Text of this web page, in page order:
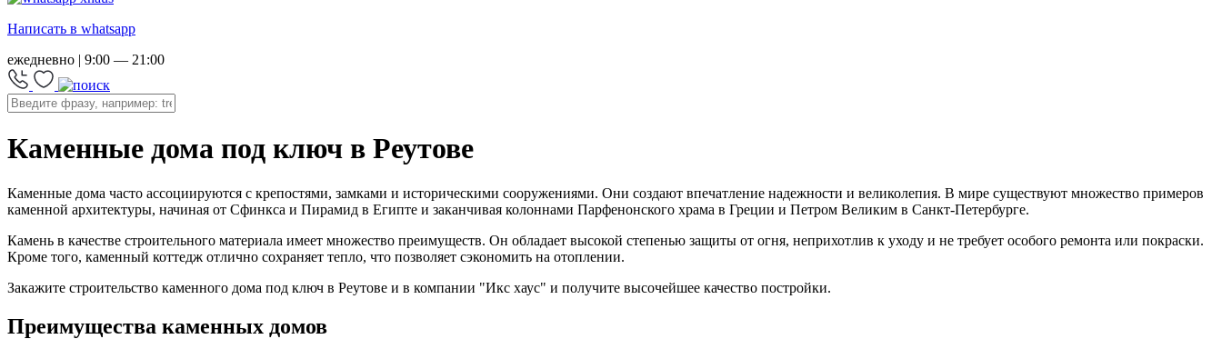
Написать в whatsapp
ежедневно | 9:00 — 21:00
Каменные дома под ключ в Реутове
Каменные дома часто ассоциируются с крепостями, замками и историческими сооружениями. Они создают впечатление надежности и великолепия. В мире существуют множество примеров
каменной архитектуры, начиная от Сфинкса и Пирамид в Египте и заканчивая колоннами Парфенонского храма в Греции и Петром Великим в Санкт-Петербурге.
Камень в качестве строительного материала имеет множество преимуществ. Он обладает высокой степенью защиты от огня, неприхотлив к уходу и не требует особого ремонта или покраски.
Кроме того, каменный коттедж отлично сохраняет тепло, что позволяет сэкономить на отоплении.
Закажите строительство каменного дома под ключ в Реутове и в компании "Икс хаус" и получите высочейшее качество постройки.
Преимущества каменных домов